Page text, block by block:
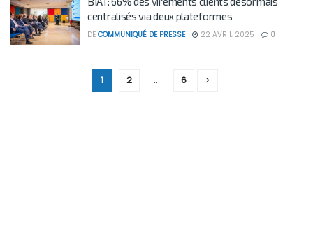
centralisés via deux plateformes
DE COMMUNIQUÉ DE PRESSE 22 AVRIL 2025 0
1 2 … 6